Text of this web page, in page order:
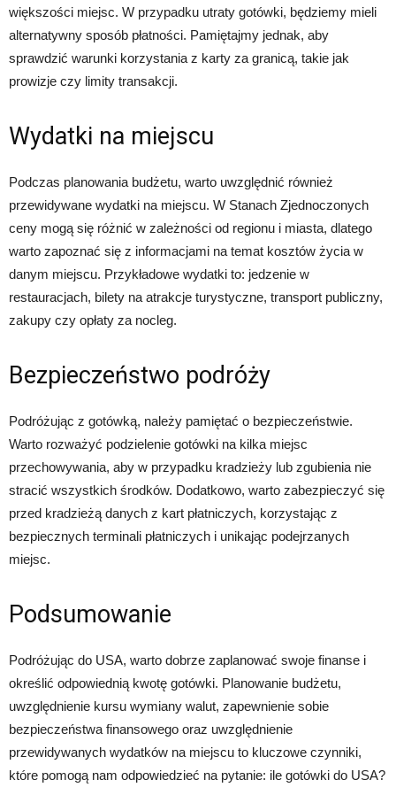
większości miejsc. W przypadku utraty gotówki, będziemy mieli
alternatywny sposób płatności. Pamiętajmy jednak, aby
sprawdzić warunki korzystania z karty za granicą, takie jak
prowizje czy limity transakcji.
Wydatki na miejscu
Podczas planowania budżetu, warto uwzględnić również
przewidywane wydatki na miejscu. W Stanach Zjednoczonych
ceny mogą się różnić w zależności od regionu i miasta, dlatego
warto zapoznać się z informacjami na temat kosztów życia w
danym miejscu. Przykładowe wydatki to: jedzenie w
restauracjach, bilety na atrakcje turystyczne, transport publiczny,
zakupy czy opłaty za nocleg.
Bezpieczeństwo podróży
Podróżując z gotówką, należy pamiętać o bezpieczeństwie.
Warto rozważyć podzielenie gotówki na kilka miejsc
przechowywania, aby w przypadku kradzieży lub zgubienia nie
stracić wszystkich środków. Dodatkowo, warto zabezpieczyć się
przed kradzieżą danych z kart płatniczych, korzystając z
bezpiecznych terminali płatniczych i unikając podejrzanych
miejsc.
Podsumowanie
Podróżując do USA, warto dobrze zaplanować swoje finanse i
określić odpowiednią kwotę gotówki. Planowanie budżetu,
uwzględnienie kursu wymiany walut, zapewnienie sobie
bezpieczeństwa finansowego oraz uwzględnienie
przewidywanych wydatków na miejscu to kluczowe czynniki,
które pomogą nam odpowiedzieć na pytanie: ile gotówki do USA?